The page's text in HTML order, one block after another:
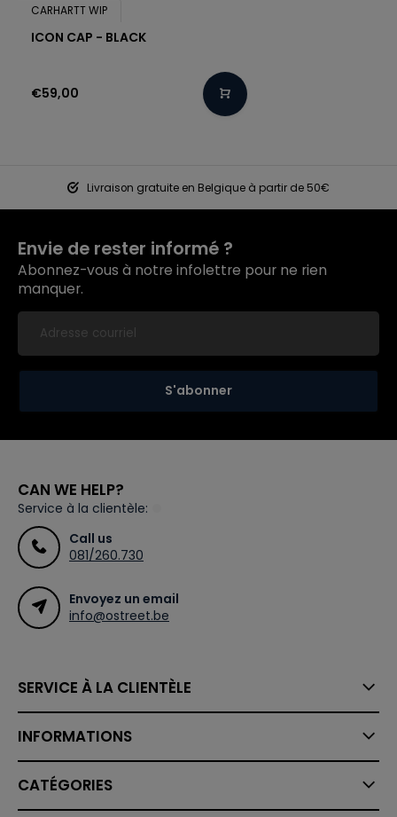
CARHARTT WIP
ICON CAP - BLACK
€59,00
Livraison gratuite en Belgique à partir de 50€
Envie de rester informé ?
Abonnez-vous à notre infolettre pour ne rien
manquer.
S'abonner
CAN WE HELP?
Service à la clientèle:
Call us
081/260.730
Envoyez un email
info@ostreet.be
SERVICE À LA CLIENTÈLE
INFORMATIONS
CATÉGORIES